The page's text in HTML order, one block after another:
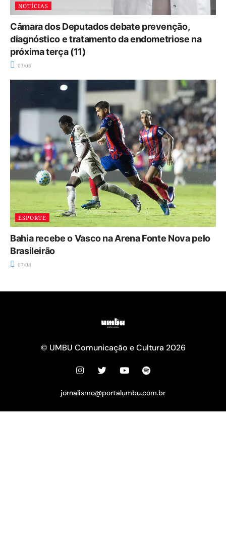
NOTÍCIAS
Câmara dos Deputados debate prevenção,
diagnóstico e tratamento da endometriose na
próxima terça (11)
07/08
ESPORTE
Bahia recebe o Vasco na Arena Fonte Nova pelo
Brasileirão
07/08
© UMBU Comunicação e Cultura 2026
jornalismo@portalumbu.com.br